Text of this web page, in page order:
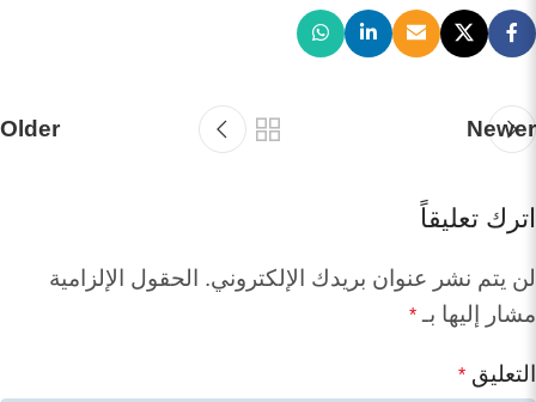
Newer
Older
اترك تعليقاً
لن يتم نشر عنوان بريدك الإلكتروني.
الحقول الإلزامية
مشار إليها بـ *
التعليق *